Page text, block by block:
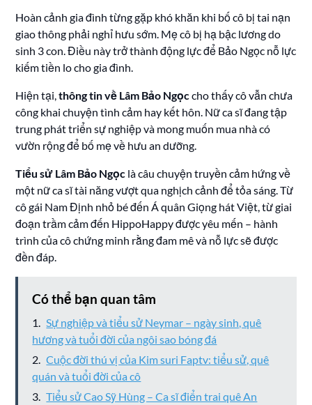
Hoàn cảnh gia đình từng gặp khó khăn khi bố cô bị tai nạn
giao thông phải nghỉ hưu sớm. Mẹ cô bị hạ bậc lương do
sinh 3 con. Điều này trở thành động lực để Bảo Ngọc nỗ lực
kiếm tiền lo cho gia đình.
Hiện tại,thông tin về Lâm Bảo Ngọccho thấy cô vẫn chưa
công khai chuyện tình cảm hay kết hôn. Nữ ca sĩ đang tập
trung phát triển sự nghiệp và mong muốn mua nhà có
vườn rộng để bố mẹ về hưu an dưỡng.
Tiểu sử Lâm Bảo Ngọc là câu chuyện truyền cảm hứng về
một nữ ca sĩ tài năng vượt qua nghịch cảnh để tỏa sáng. Từ
cô gái Nam Định nhỏ bé đến Á quân Giọng hát Việt, từ giai
đoạn trầm cảm đến HippoHappy được yêu mến – hành
trình của cô chứng minh rằng đam mê và nỗ lực sẽ được
đền đáp.
Có thể bạn quan tâm
Sự nghiệp và tiểu sử Neymar – ngày sinh, quê
hương và tuổi đời của ngôi sao bóng đá
Cuộc đời thú vị của Kim suri Faptv: tiểu sử, quê
quán và tuổi đời của cô
Tiểu sử Cao Sỹ Hùng – Ca sĩ điển trai quê An